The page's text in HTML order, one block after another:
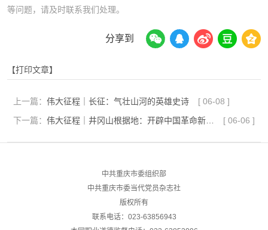
等问题，请及时联系我们处理。
分享到
【打印文章】
上一篇： 伟大征程｜长征：气壮山河的英雄史诗 [ 06-08 ]
下一篇：
[ 06-06 ]
中共重庆市委组织部
中共重庆市委当代党员杂志社
版权所有
联系电话：023-63856943